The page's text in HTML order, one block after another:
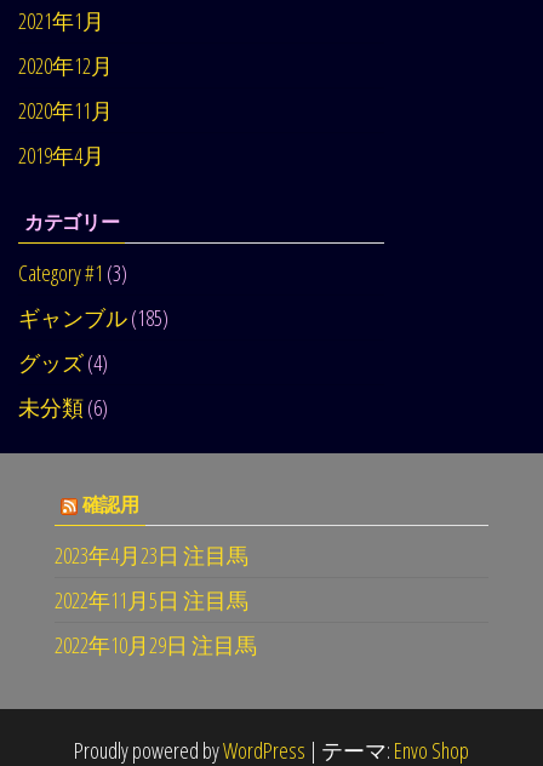
2021年1月
2020年12月
2020年11月
2019年4月
カテゴリー
Category #1 (3)
ギャンブル(185)
グッズ(4)
未分類(6)
確認用
2023年4月23日 注目馬
2022年11月5日 注目馬
2022年10月29日 注目馬
Proudly powered byWordPress | テーマ: Envo Shop